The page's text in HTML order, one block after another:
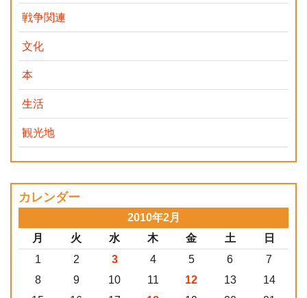
戦争関連
文化
本
生活
観光地
カレンダー
2010年2月
月
火 水 木 金 土 日
1 2 3 4 5 6
7
8
9 10 11 12 13
14